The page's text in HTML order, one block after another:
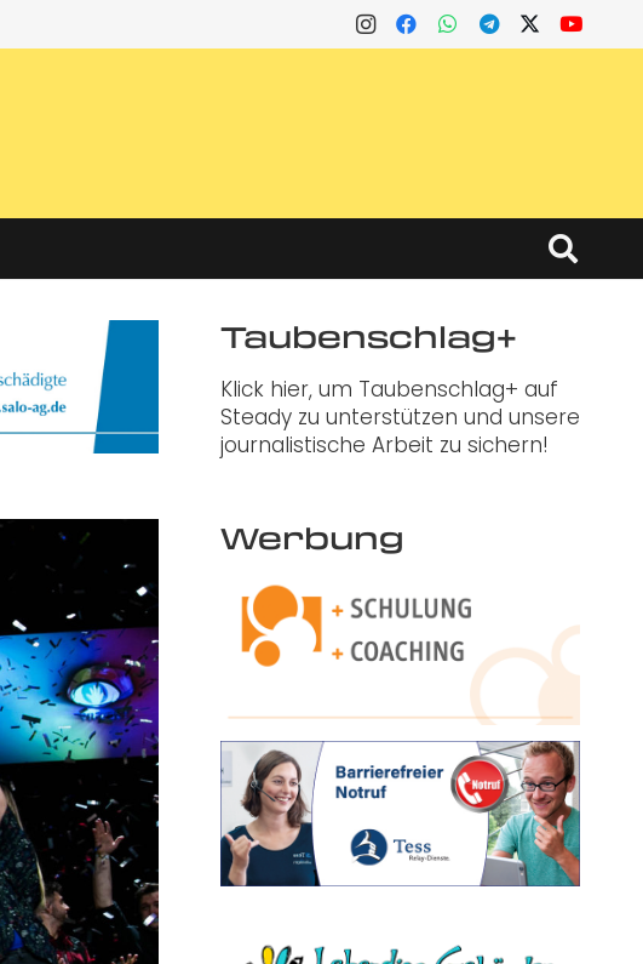
Taubenschlag+
Klick hier, um Taubenschlag+ auf
Steady zu unterstützen und unsere
journalistische Arbeit zu sichern!
Werbung